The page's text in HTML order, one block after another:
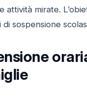
attività mirate.
di sospensione